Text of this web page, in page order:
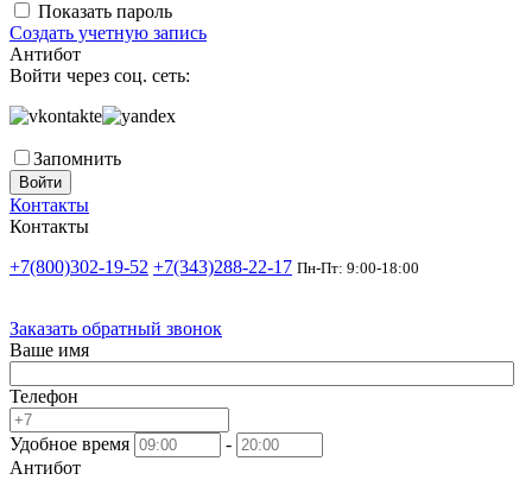
Показать пароль
Создать учетную запись
Антибот
Войти через соц. сеть:
Запомнить
Войти
Контакты
Контакты
+7(800)302-19-52 +7(343)288-22-17 Пн-Пт: 9:00-18:00
Заказать обратный звонок
Ваше имя
Телефон
Удобное время
-
Антибот